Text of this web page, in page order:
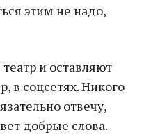
этим не надо,
и оставляют
в соцсетях. Никого
отвечу,
добрые слова.